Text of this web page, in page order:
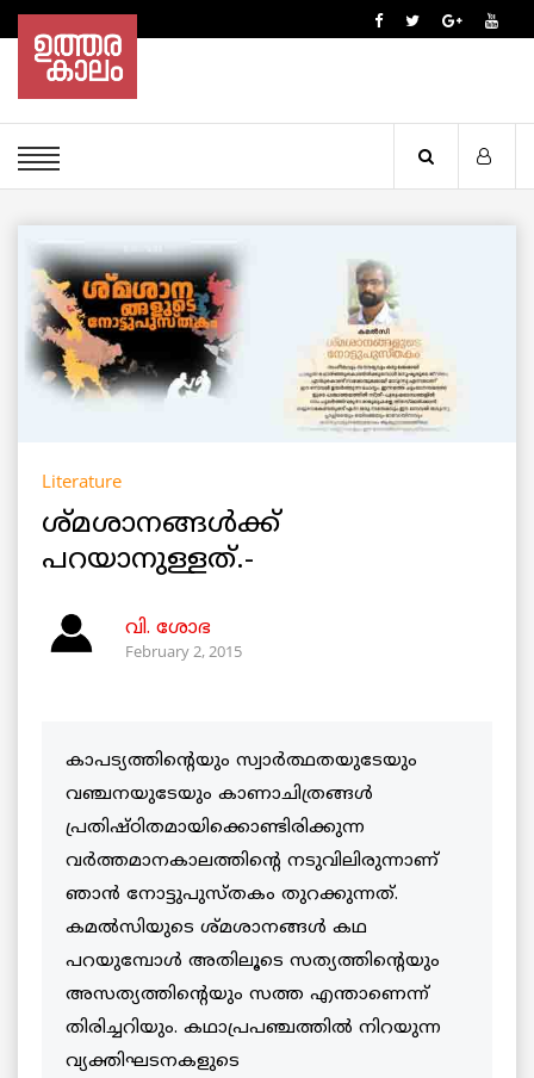
Literature
ശ്മശാനങ്ങള്‍ക്ക്
പറയാനുള്ളത്.-
വി. ശോഭ
February 2, 2015
കാപട്യത്തിന്റെയും സ്വാര്‍ത്ഥതയുടേയും
വഞ്ചനയുടേയും കാണാചിത്രങ്ങള്‍
പ്രതിഷ്ഠിതമായിക്കൊണ്ടിരിക്കുന്ന
വര്‍ത്തമാനകാലത്തിന്റെ നടുവിലിരുന്നാണ്
ഞാന്‍ നോട്ടുപുസ്തകം തുറക്കുന്നത്.
കമല്‍സിയുടെ ശ്മശാനങ്ങള്‍ കഥ
പറയുമ്പോള്‍ അതിലൂടെ സത്യത്തിന്റെയും
അസത്യത്തിന്റെയും സത്ത എന്താണെന്ന്
തിരിച്ചറിയും. കഥാപ്രപഞ്ചത്തില്‍ നിറയുന്ന
വ്യക്തിഘടനകളുടെ